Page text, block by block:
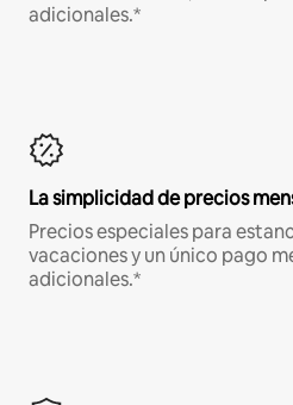
adicionales.*
La simplicidad de precios
Precios especiales para
vacaciones y un único pago
adicionales.*